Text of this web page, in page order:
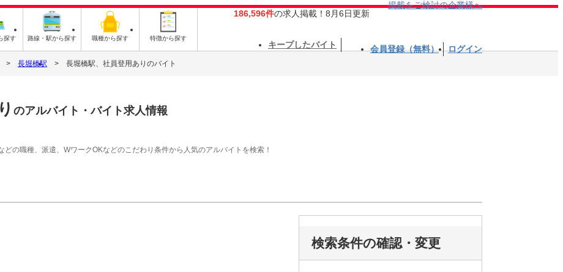
探す 路線・駅から探す 職種から探す 特徴から探す
186,596件の求人掲載！8月6日更新
掲載をご検討の企業様へ
キープしたバイト 会員登録（無料） ログイン
長堀橋駅 長堀橋駅、社員登用ありのバイト
のアルバイト・バイト求人情報
の職種、派遣、WワークOKなどのこだわり条件から人気のアルバイトを検索！
検索条件の確認・変更